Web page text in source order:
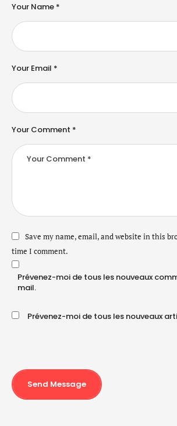
Your Comment *
Your Name *
Your Email *
Save my name, email, and website in this
time I comment.
Prévenez-moi de tous les nouveaux
mail.
Prévenez-moi de tous les nouveaux
Send Message